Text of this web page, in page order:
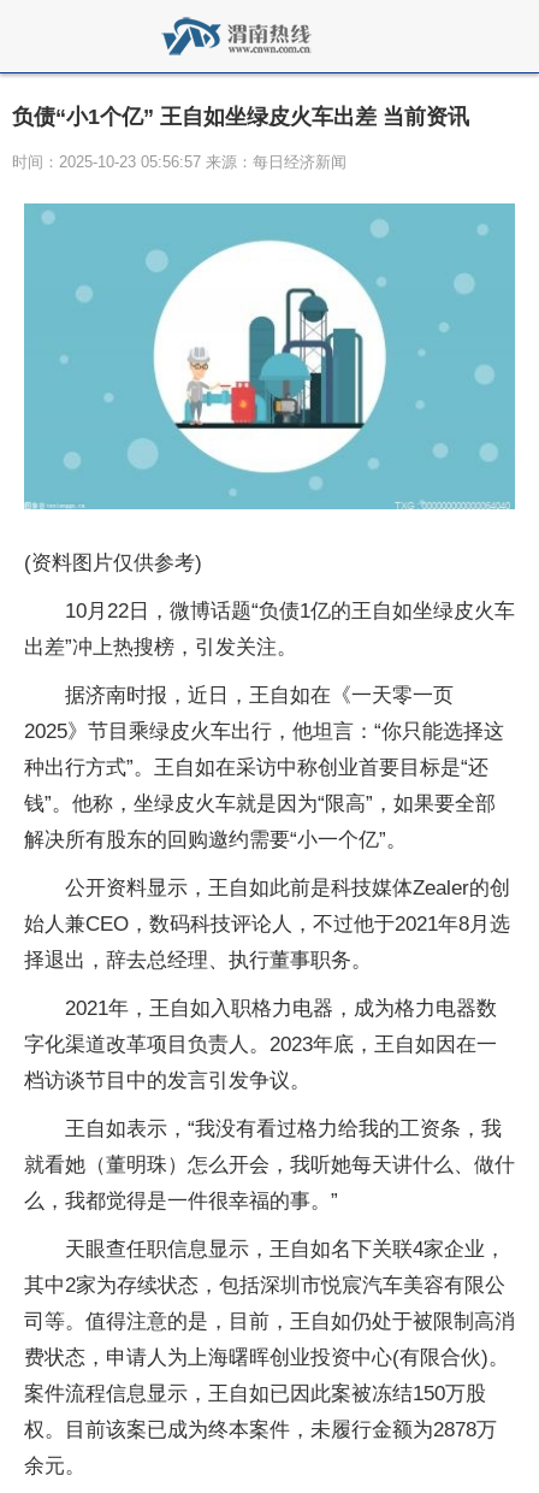
负债“小1个亿” 王自如坐绿皮火车出差 当前资讯
时间：2025-10-23 05:56:57 来源：每日经济新闻
(资料图片仅供参考)
10月22日，微博话题“负债1亿的王自如坐绿皮火车
出差”冲上热搜榜，引发关注。
据济南时报，近日，王自如在《一天零一页
2025》节目乘绿皮火车出行，他坦言：“你只能选择这
种出行方式”。王自如在采访中称创业首要目标是“还
钱”。他称，坐绿皮火车就是因为“限高”，如果要全部
解决所有股东的回购邀约需要“小一个亿”。
公开资料显示，王自如此前是科技媒体Zealer的创
始人兼CEO，数码科技评论人，不过他于2021年8月选
择退出，辞去总经理、执行董事职务。
2021年，王自如入职格力电器，成为格力电器数
字化渠道改革项目负责人。2023年底，王自如因在一
档访谈节目中的发言引发争议。
王自如表示，“我没有看过格力给我的工资条，我
就看她（董明珠）怎么开会，我听她每天讲什么、做什
么，我都觉得是一件很幸福的事。”
天眼查任职信息显示，王自如名下关联4家企业，
其中2家为存续状态，包括深圳市悦宸汽车美容有限公
司等。值得注意的是，目前，王自如仍处于被限制高消
费状态，申请人为上海曙晖创业投资中心(有限合伙)。
案件流程信息显示，王自如已因此案被冻结150万股
权。目前该案已成为终本案件，未履行金额为2878万
余元。